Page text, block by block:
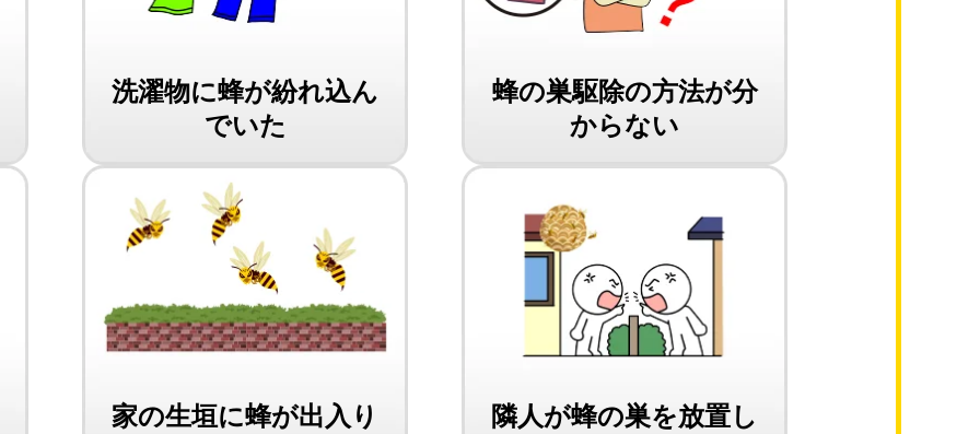
洗濯物に蜂が紛れ込ん
でいた
蜂の巣駆除の方法が分
からない
家の生垣に蜂が出入り
隣人が蜂の巣を放置し